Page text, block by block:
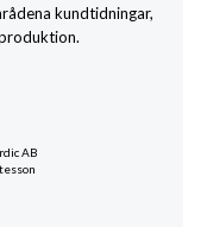
kundtidningar,
AB